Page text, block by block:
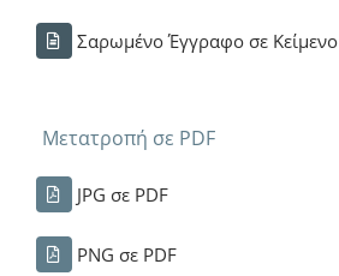
Σαρωμένο Έγγραφο σε Κείμενο
Μετατροπή σε PDF
JPG σε PDF
PNG σε PDF